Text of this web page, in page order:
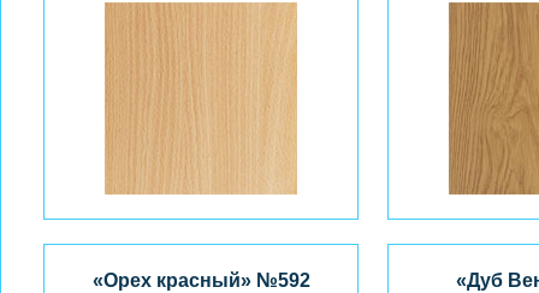
«Орех красный» №592 «Дуб